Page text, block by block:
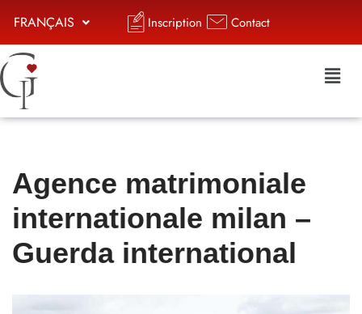
Aller
contenu
FRANÇAIS Inscription Contact
Agence matrimoniale
internationale milan –
Guerda international